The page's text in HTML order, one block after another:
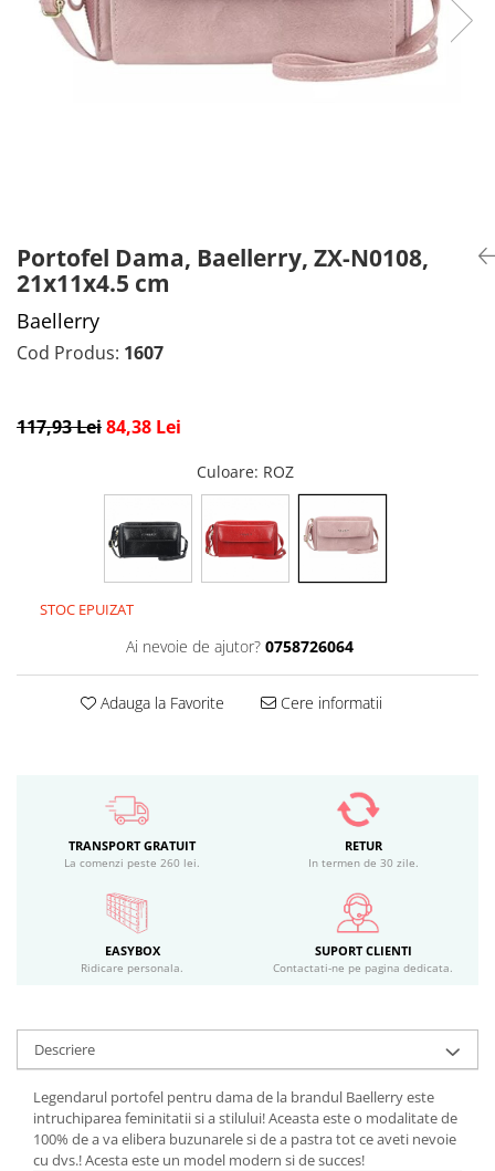
CADOU NAȘI
BRATARI DAMĂ
Portofel Dama, Baellerry, ZX-N0108,
21x11x4.5 cm
Baellerry
Cod Produs: 1607
117,93 Lei84,38 Lei
Culoare: ROZ
STOC EPUIZAT
Ai nevoie de ajutor? 0758726064
Adauga la Favorite Cere informatii
TRANSPORT GRATUIT
La comenzi peste 260 lei.
RETUR
In termen de 30 zile.
EASYBOX
Ridicare personala.
SUPORT CLIENTI
Contactati-ne pe pagina dedicata.
Descriere
Legendarul portofel pentru dama de la brandul Baellerry este
intruchiparea feminitatii si a stilului! Aceasta este o modalitate de
100% de a va elibera buzunarele si de a pastra tot ce aveti nevoie
cu dvs.! Acesta este un model modern si de succes!